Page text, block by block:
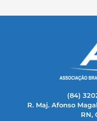
(84)
R. Maj. Afonso
RN,